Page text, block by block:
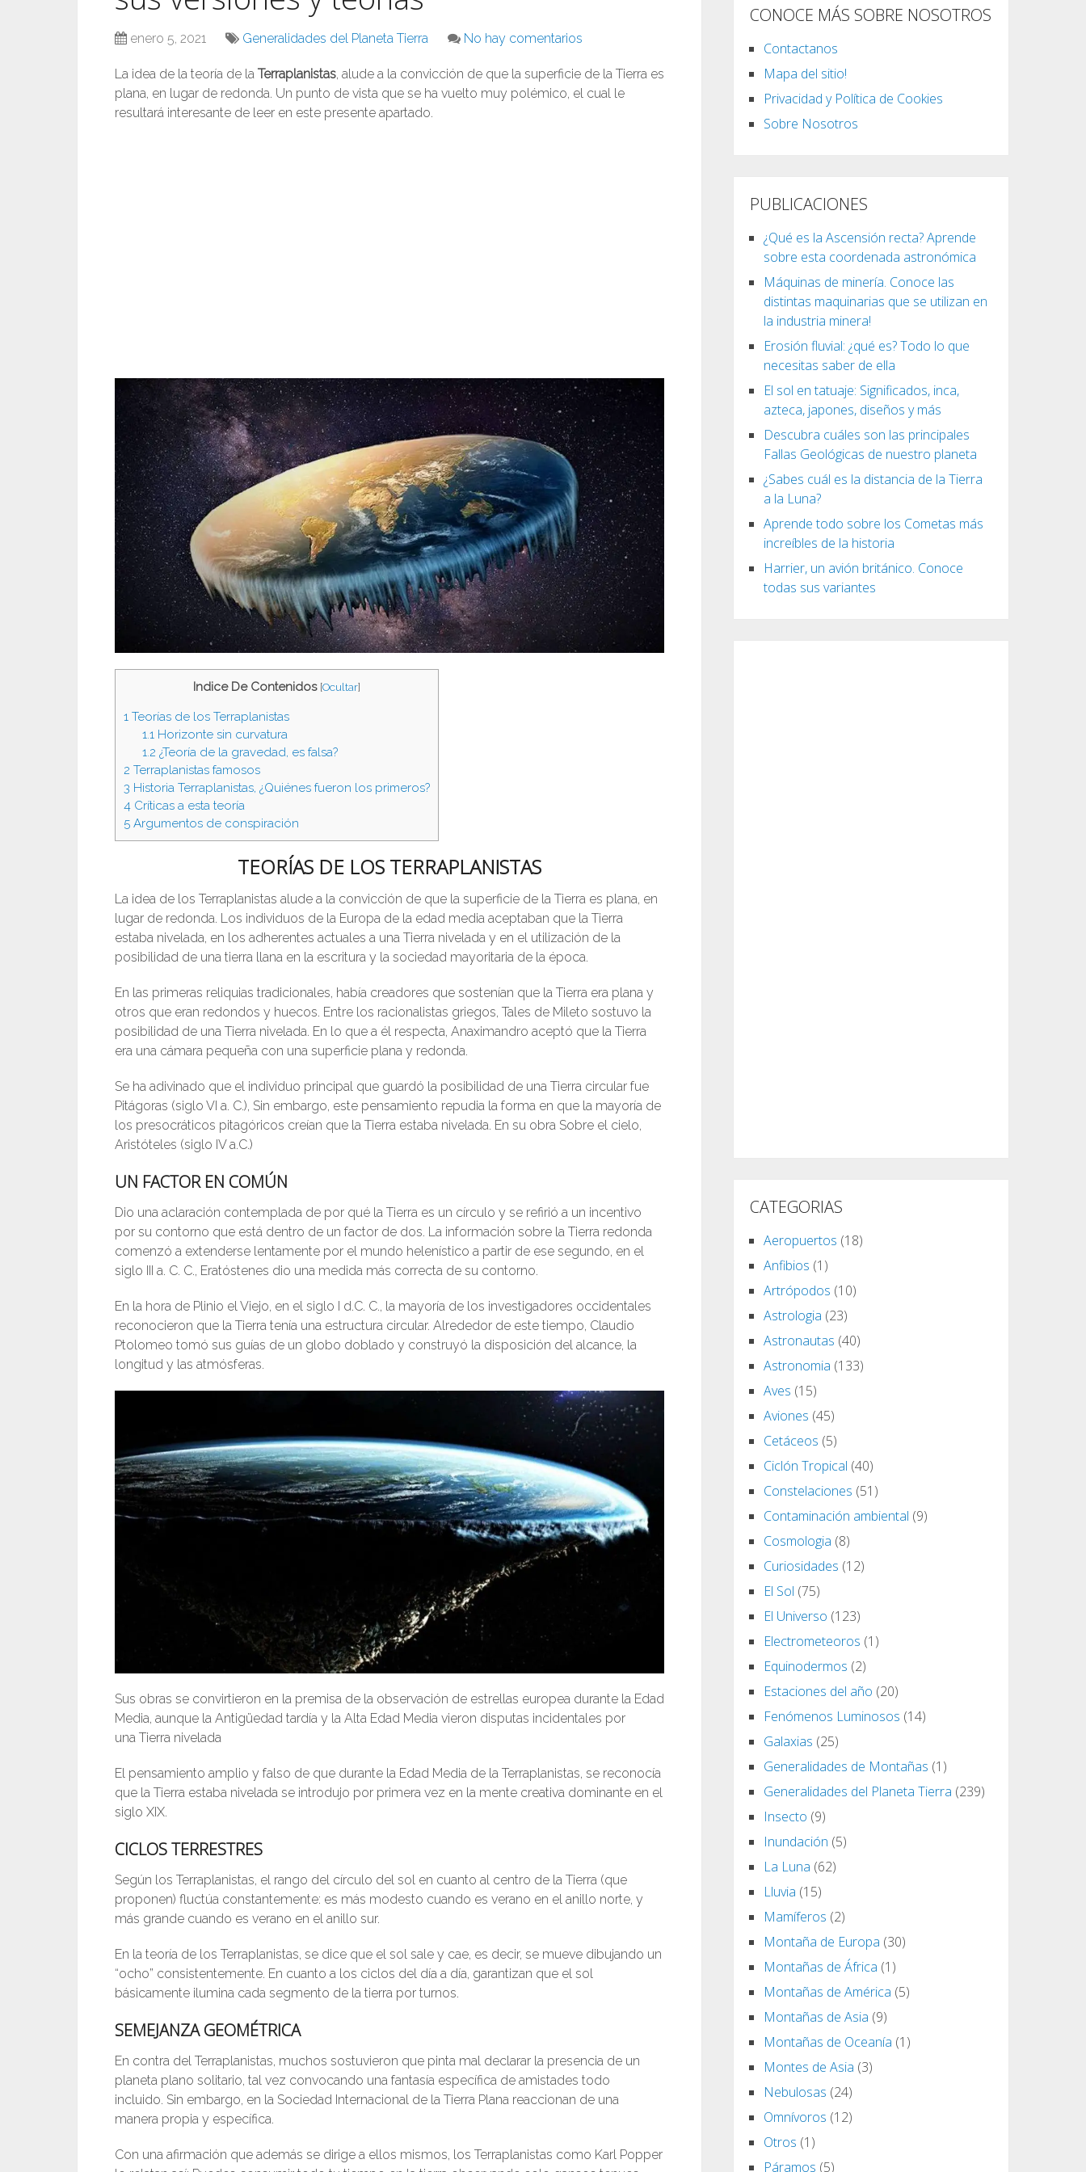
enero 5, 2021 Generalidades del Planeta Tierra No hay comentarios
La idea de la teoría de la Terraplanistas, alude a la convicción de que la superficie de la Tierra es
plana, en lugar de redonda. Un punto de vista que se ha vuelto muy polémico, el cual le
resultará interesante de leer en este presente apartado.
Indice De Contenidos [Ocultar]
1 Teorías de los Terraplanistas
1.1Horizonte sin curvatura
1.2 ¿Teoría de la gravedad, es falsa?
2 Terraplanistas famosos
3 Historia Terraplanistas, ¿Quiénes fueron los primeros?
4 Críticas a esta teoría
5 Argumentos de conspiración
TEORÍAS DE LOS TERRAPLANISTAS
La idea de los Terraplanistas alude a la convicción de que la superficie de la Tierra es plana, en
lugar de redonda. Los individuos de la Europa de la edad media aceptaban que la Tierra
estaba nivelada, en los adherentes actuales a una Tierra nivelada y en el utilización de la
posibilidad de una tierra llana en la escritura y la sociedad mayoritaria de la época.
En las primeras reliquias tradicionales, había creadores que sostenían que la Tierra era plana y
otros que eran redondos y huecos. Entre los racionalistas griegos, Tales de Mileto sostuvo la
posibilidad de una Tierra nivelada. En lo que a él respecta, Anaximandro aceptó que la Tierra
era una cámara pequeña con una superficie plana y redonda.
Se ha adivinado que el individuo principal que guardó la posibilidad de una Tierra circular fue
Pitágoras (siglo VI a. C.), Sin embargo, este pensamiento repudia la forma en que la mayoría de
los presocráticos pitagóricos creían que la Tierra estaba nivelada. En su obra Sobre el cielo,
Aristóteles (siglo IV a.C.)
UN FACTOR EN COMÚN
Dio una aclaración contemplada de por qué la Tierra es un círculo y se refirió a un incentivo
por su contorno que está dentro de un factor de dos. La información sobre la Tierra redonda
comenzó a extenderse lentamente por el mundo helenístico a partir de ese segundo, en el
siglo III a. C. C., Eratóstenes dio una medida más correcta de su contorno.
En la hora de Plinio el Viejo, en el siglo I d.C. C., la mayoría de los investigadores occidentales
reconocieron que la Tierra tenía una estructura circular. Alrededor de este tiempo, Claudio
Ptolomeo tomó sus guías de un globo doblado y construyó la disposición del alcance, la
longitud y las atmósferas.
Sus obras se convirtieron en la premisa de la observación de estrellas europea durante la Edad
Media, aunque la Antigüedad tardía y la Alta Edad Media vieron disputas incidentales por
una Tierra nivelada
El pensamiento amplio y falso de que durante la Edad Media de la Terraplanistas, se reconocía
que la Tierra estaba nivelada se introdujo por primera vez en la mente creativa dominante en el
siglo XIX.
CICLOS TERRESTRES
Según los Terraplanistas, el rango del círculo del sol en cuanto al centro de la Tierra (que
proponen) fluctúa constantemente: es más modesto cuando es verano en el anillo norte, y
más grande cuando es verano en el anillo sur.
En la teoría de los Terraplanistas, se dice que el sol sale y cae, es decir, se mueve dibujando un
“ocho” consistentemente. En cuanto a los ciclos del día a día, garantizan que el sol
básicamente ilumina cada segmento de la tierra por turnos.
SEMEJANZA GEOMÉTRICA
En contra del Terraplanistas, muchos sostuvieron que pinta mal declarar la presencia de un
planeta plano solitario, tal vez convocando una fantasía específica de amistades todo
incluido. Sin embargo, en la Sociedad Internacional de la Tierra Plana reaccionan de una
manera propia y específica.
Con una afirmación que además se dirige a ellos mismos, los Terraplanistas como Karl Popper
CONOCE MÁS SOBRE NOSOTROS
Contactanos
Mapa del sitio!
Privacidad y Política de Cookies
Sobre Nosotros
PUBLICACIONES
¿Qué es la Ascensión recta? Aprende
sobre esta coordenada astronómica
Máquinas de minería. Conoce las
distintas maquinarias que se utilizan en
la industria minera!
Erosión fluvial: ¿qué es? Todo lo que
necesitas saber de ella
El sol en tatuaje: Significados, inca,
azteca, japones, diseños y más
Descubra cuáles son las principales
Fallas Geológicas de nuestro planeta
¿Sabes cuál es la distancia de la Tierra
a la Luna?
Aprende todo sobre los Cometas más
increíbles de la historia
Harrier, un avión británico. Conoce
todas sus variantes
CATEGORIAS
Aeropuertos (18)
Anfibios (1)
Artrópodos (10)
Astrologia (23)
Astronautas (40)
Astronomia (133)
Aves (15)
Aviones (45)
Cetáceos (5)
Ciclón Tropical (40)
Constelaciones (51)
Contaminación ambiental (9)
Cosmologia (8)
Curiosidades (12)
El Sol (75)
El Universo (123)
Electrometeoros (1)
Equinodermos (2)
Estaciones del año (20)
Fenómenos Luminosos (14)
Galaxias (25)
Generalidades de Montañas (1)
Generalidades del Planeta Tierra (239)
Insecto (9)
Inundación (5)
La Luna (62)
Lluvia (15)
Mamíferos (2)
Montaña de Europa (30)
Montañas de África (1)
Montañas de América (5)
Montañas de Asia (9)
Montañas de Oceanía (1)
Montes de Asia (3)
Nebulosas (24)
Omnívoros (12)
Otros (1)
Páramos (5)